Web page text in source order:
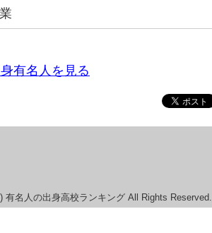
有名人を見る
有名人の出身高校ランキング All Rights Reserved.